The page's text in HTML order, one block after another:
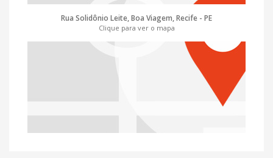
Rua Solidônio Leite, Boa Viagem, Recife - PE
Clique para ver o mapa